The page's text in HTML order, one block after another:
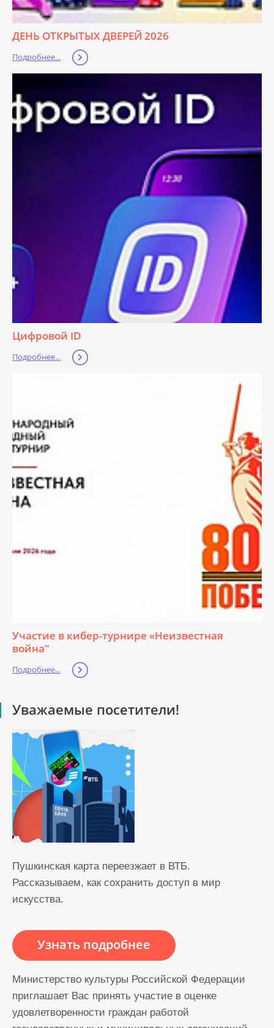
ДЕНЬ ОТКРЫТЫХ ДВЕРЕЙ 2026
Подробнее...
Цифровой ID
Подробнее...
Участие в кибер-турнире «Неизвестная
война"
Подробнее...
Уважаемые посетители!
Пушкинская карта переезжает в ВТБ.
Рассказываем, как сохранить доступ в мир
искусства.
Узнать подробнее
Министерство культуры Российской Федерации
приглашает Вас принять участие в оценке
удовлетворенности граждан работой